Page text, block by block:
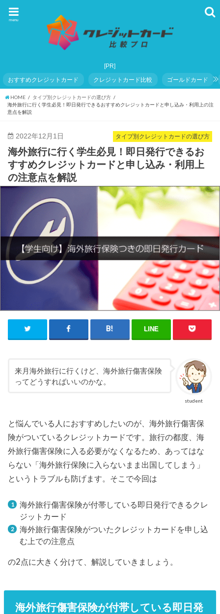
menu
おすすめクレジットカード クレジットカード比較 ゴールドカード
HOME
タイプ別クレジットカードの選び方
海外旅行に行く学生必見！即日発行できるおすすめクレジットカードと申し込み・利用上の注
意点を解説
タイプ別クレジットカードの選び方
2022年12月1日
海外旅行に行く学生必見！即日発行できるお
すすめクレジットカードと申し込み・利用上
の注意点を解説
LINE
student
来月海外旅行に行くけど、海外旅行傷害保険
ってどうすればいいのかな。
と悩んでいる人におすすめしたいのが、海外旅行傷害保
険がついているクレジットカードです。旅行の都度、海
外旅行傷害保険に入る必要がなくなるため、あってはな
らない「海外旅行保険に入らないまま出国してしまう」
というトラブルも防げます。そこで今回は
海外旅行傷害保険が付帯している即日発行できるクレ
ジットカード
海外旅行傷害保険がついたクレジットカードを申し込
む上での注意点
の2点に大きく分けて、解説していきましょう。
海外旅行傷害保険が付帯している即日発